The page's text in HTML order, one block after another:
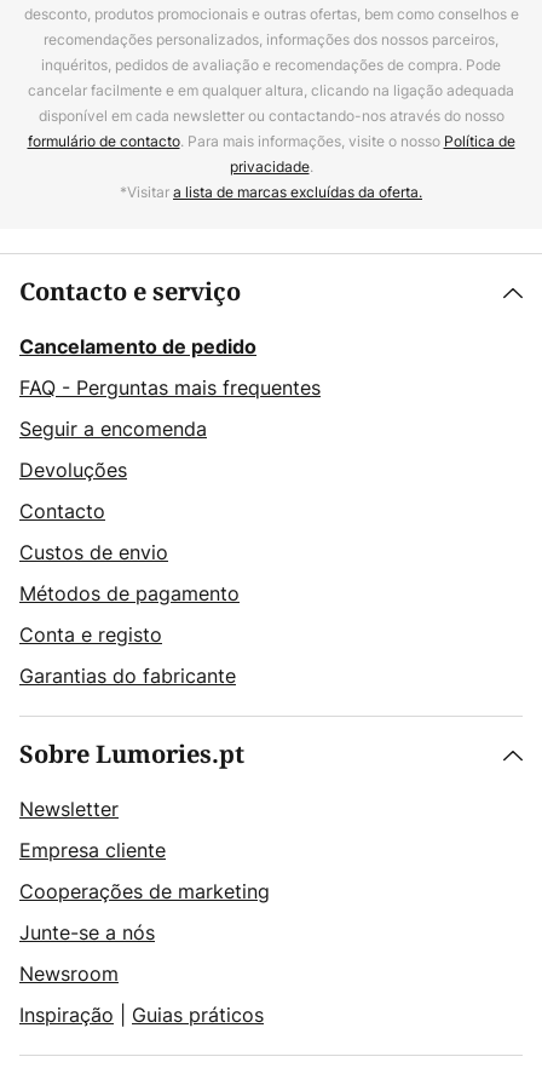
desconto, produtos promocionais e outras ofertas, bem como conselhos e
recomendações personalizados, informações dos nossos parceiros,
inquéritos, pedidos de avaliação e recomendações de compra. Pode
cancelar facilmente e em qualquer altura, clicando na ligação adequada
disponível em cada newsletter ou contactando-nos através do nosso
formulário de contacto. Para mais informações, visite o nosso Política de
privacidade.
*Visitara lista de marcas excluídas da oferta.
Contacto e serviço
Cancelamento de pedido
FAQ - Perguntas mais frequentes
Seguir a encomenda
Devoluções
Contacto
Custos de envio
Métodos de pagamento
Conta e registo
Garantias do fabricante
Sobre Lumories.pt
Newsletter
Empresa cliente
Cooperações de marketing
Junte-se a nós
Newsroom
Inspiração
Guias práticos